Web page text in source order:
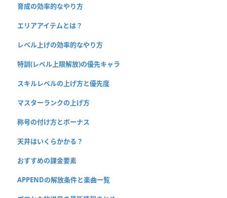
育成の効率的なやり方
エリアアイテムとは？
レベル上げの効率的なやり方
特訓(レベル上限解放)の優先キャラ
スキルレベルの上げ方と優先度
マスターランクの上げ方
称号の付け方とボーナス
天井はいくらかかる？
おすすめの課金要素
APPENDの解放条件と楽曲一覧